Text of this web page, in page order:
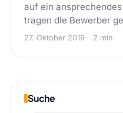
auf ein
tragen die Bewerber
27. Oktober 2019 2 min
Suche